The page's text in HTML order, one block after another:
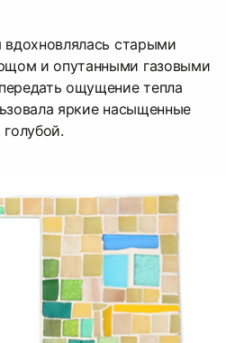
вдохновлялась старыми
и опутанными газовыми
ощущение тепла
яркие насыщенные